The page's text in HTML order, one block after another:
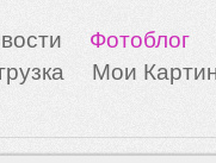
Фотоблог
Мои